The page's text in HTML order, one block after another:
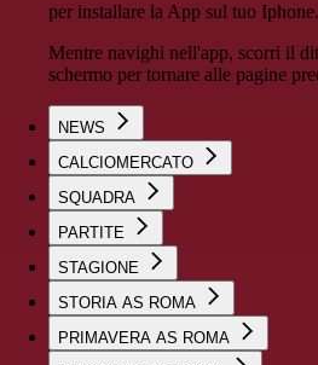
per installare la App sul tuo Iphone.
Mentre navighi nell'app, scorri il
schermo per tornare alle pagine
NEWS
CALCIOMERCATO
SQUADRA
PARTITE
STAGIONE
STORIA AS ROMA
PRIMAVERA AS ROMA